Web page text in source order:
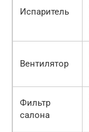
Испаритель
Вентилятор
Фильтр
салона